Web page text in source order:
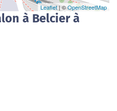
Leaflet| ©OpenStreetMap
à Belcier à